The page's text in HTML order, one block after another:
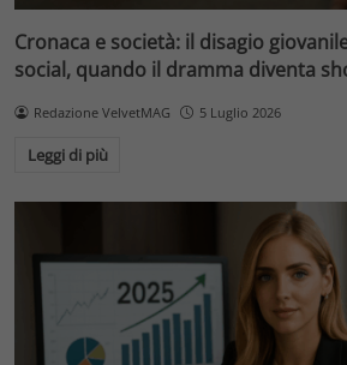
Cronaca e società: il disagio
social, quando il dramma diventa
Redazione VelvetMAG 5 Luglio 2026
Leggi di più